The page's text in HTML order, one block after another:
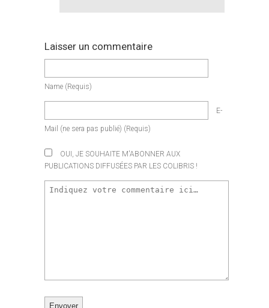
Laisser un commentaire
Name (requis)
E-
Mail (ne sera pas publié) (requis)
OUI, JE SOUHAITE M'ABONNER AUX
PUBLICATIONS DIFFUSÉES PAR LES COLIBRIS !